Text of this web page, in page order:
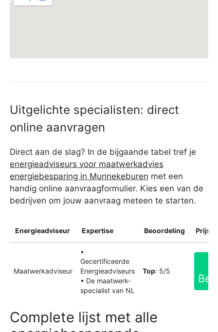
Uitgelichte specialisten: direct
online aanvragen
Direct aan de slag? In de bijgaande tabel tref je
energieadviseurs voor maatwerkadvies
energiebesparing in Munnekeburen met een
handig online aanvraagformulier. Kies een van de
bedrijven om jouw aanvraag meteen te starten.
Energieadviseur Expertise Beoordeling
Maatwerkadviseur
•
Gecertificeerde
Energieadviseurs
• De maatwerk-
specialist van NL
Top: 5/5
Complete lijst met alle